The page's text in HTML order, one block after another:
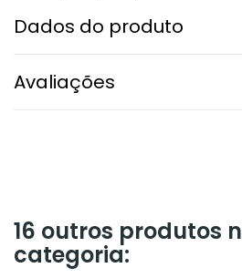
Dados do produto
Avaliações
16 outros produtos
categoria: